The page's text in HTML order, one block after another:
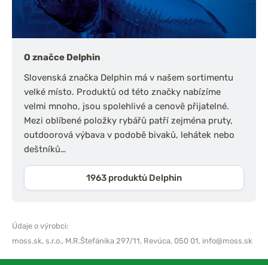
O značce Delphin
Slovenská značka Delphin má v našem sortimentu
velké místo. Produktů od této značky nabízíme
velmi mnoho, jsou spolehlivé a cenově přijatelné.
Mezi oblíbené položky rybářů patří zejména pruty,
outdoorová výbava v podobě bivaků, lehátek nebo
deštníků…
1963 produktů Delphin
Údaje o výrobci:
moss.sk, s.r.o., M.R.Štefánika 297/11, Revúca, 050 01, info@moss.sk